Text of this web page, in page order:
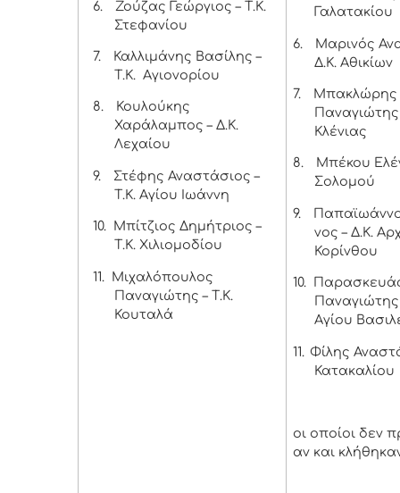
6.
Ζούζας Γεώργιος – Τ.Κ.
Στεφανίου
7.
Καλλιμάνης Βασίλης –
Τ.Κ. Αγιονορίου
8.
Κουλούκης
Χαράλαμπος – Δ.Κ.
Λεχαίου
9.
Στέφης Αναστάσιος –
Τ.Κ. Αγίου Ιωάννη
10.
Μπίτζιος Δημήτριος –
Τ.Κ. Χιλιομοδίου
11.
Μιχαλόπουλος
Παναγιώτης – Τ.Κ.
Κουταλά
Γαλατακίου
6.
Μαρινός
Δ.Κ. Αθικίων
7.
Μπακλώρης
Παναγιώτης
Κλένιας
8.
Μπέκου
Σολομού
9.
νος – Δ.Κ.
Κορίνθου
10.
Παναγιώτης
Αγίου
11. Φίλης
Κατακαλίου
οι οποίοι δεν
αν και